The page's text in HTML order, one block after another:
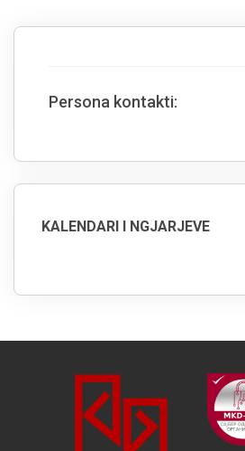
Persona kontakti:
KALENDARI I NGJARJEVE